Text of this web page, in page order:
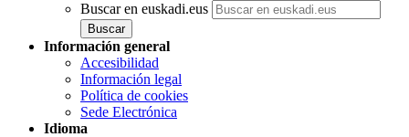
Buscar en euskadi.eus
Información general
Accesibilidad
Información legal
Política de cookies
Sede Electrónica
Idioma